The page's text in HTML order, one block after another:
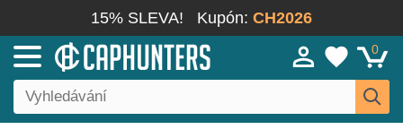
15% SLEVA! Kupón: CH2026
0